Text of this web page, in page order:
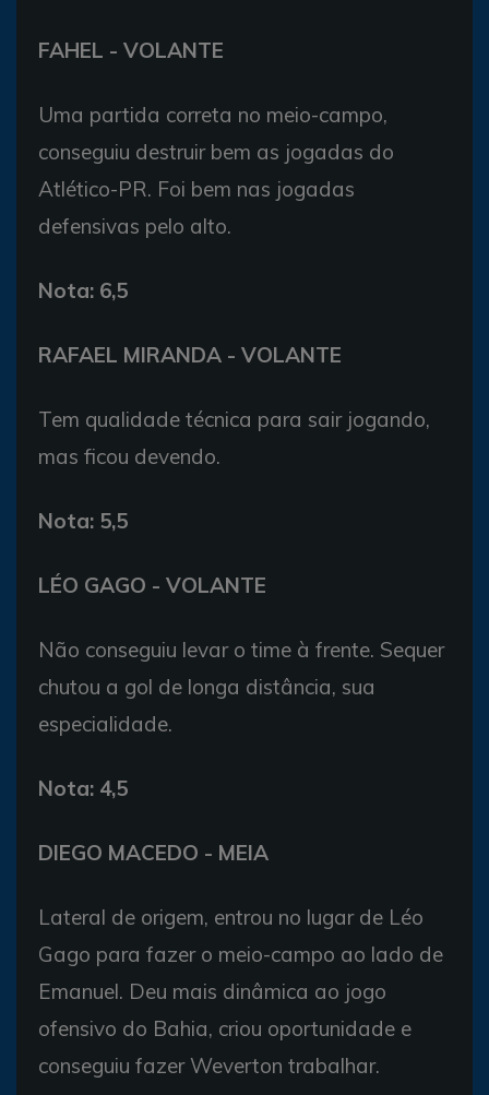
FAHEL - VOLANTE
Uma partida correta no meio-campo,
conseguiu destruir bem as jogadas do
Atlético-PR. Foi bem nas jogadas
defensivas pelo alto.
Nota: 6,5
RAFAEL MIRANDA - VOLANTE
Tem qualidade técnica para sair jogando,
mas ficou devendo.
Nota: 5,5
LÉO GAGO - VOLANTE
Não conseguiu levar o time à frente. Sequer
chutou a gol de longa distância, sua
especialidade.
Nota: 4,5
DIEGO MACEDO - MEIA
Lateral de origem, entrou no lugar de Léo
Gago para fazer o meio-campo ao lado de
Emanuel. Deu mais dinâmica ao jogo
ofensivo do Bahia, criou oportunidade e
conseguiu fazer Weverton trabalhar.